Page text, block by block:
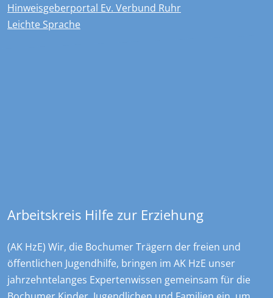
Hinweisgeberportal Ev. Verbund Ruhr
Leichte Sprache
Arbeitskreis Hilfe zur Erziehung
(AK HzE) Wir, die Bochumer Trägern der freien und
öffentlichen Jugendhilfe, bringen im AK HzE unser
jahrzehntelanges Expertenwissen gemeinsam für die